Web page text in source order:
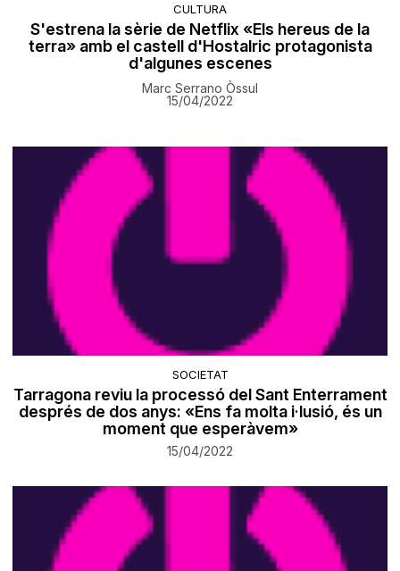
CULTURA
S'estrena la sèrie de Netflix «Els hereus de la
terra» amb el castell d'Hostalric protagonista
d'algunes escenes
Marc Serrano Òssul
15/04/2022
SOCIETAT
Tarragona reviu la processó del Sant Enterrament
després de dos anys: «Ens fa molta i·lusió, és un
moment que esperàvem»
15/04/2022